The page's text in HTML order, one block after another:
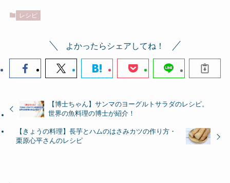
レシピ
よかったらシェアしてね！
【博士ちゃん】サンマのヨーグルトサラダのレシピ。
世界の魚料理の博士が紹介！
【きょうの料理】長芋とハムのはさみカツの作り方・
栗原心平さんのレシピ